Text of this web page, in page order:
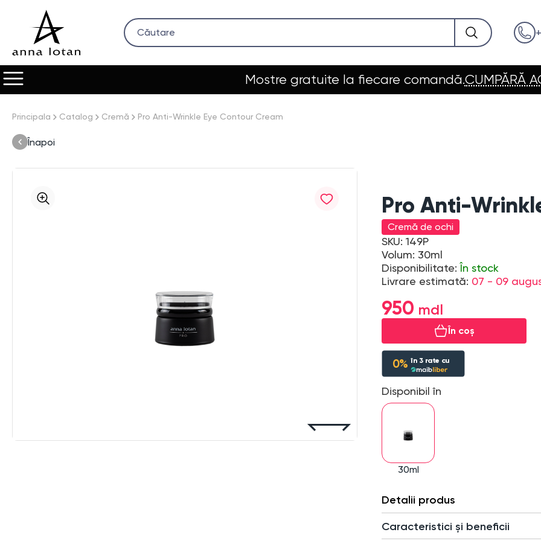
Mostre gratuite la fiecare comandă.CUMPĂRĂ
Principala Catalog Cremă Pro Anti-Wrinkle Eye Contour Cream
Înapoi
Pro Anti-
Cremă de ochi
SKU: 149P
Volum: 30ml
Disponibilitate:În stock
Livrare estimată: 07 - 09
950
În coș
0% în 3rate cu
Disponibil în
30ml
Detalii produs
Caracteristici și beneficii